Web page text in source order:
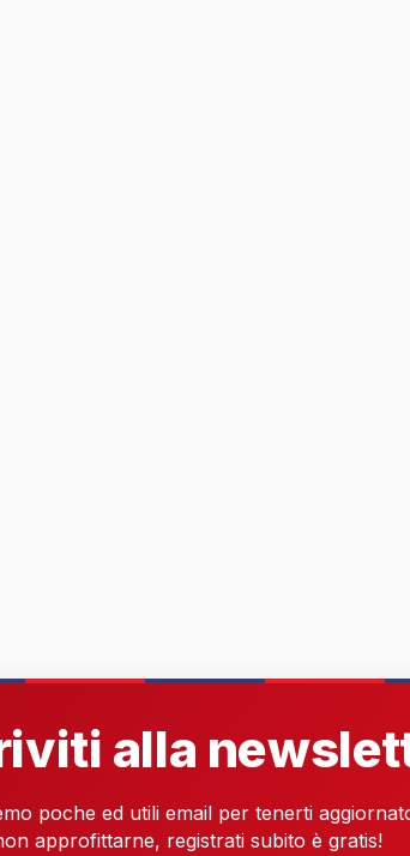
alla
poche ed utili email per tenerti
approfittarne, registrati subito è gratis!